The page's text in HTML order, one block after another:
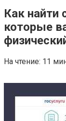
Как найти
которые
На чтение: 11